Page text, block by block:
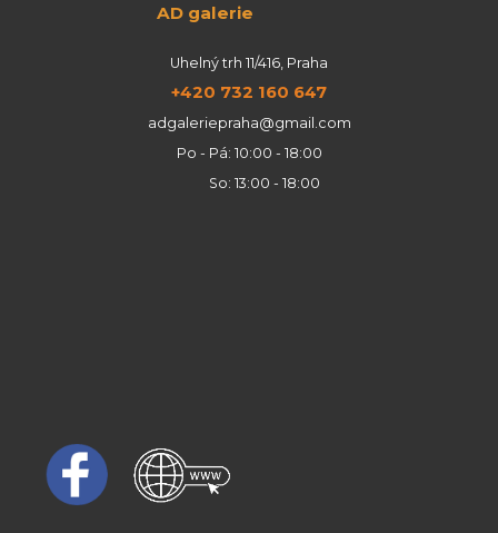
AD galerie
Uhelný trh 11/416, Praha
+420 732 160 647
adgaleriepraha@gmail.com
Po - Pá: 10:00 - 18:00
So: 13:00 - 18:00